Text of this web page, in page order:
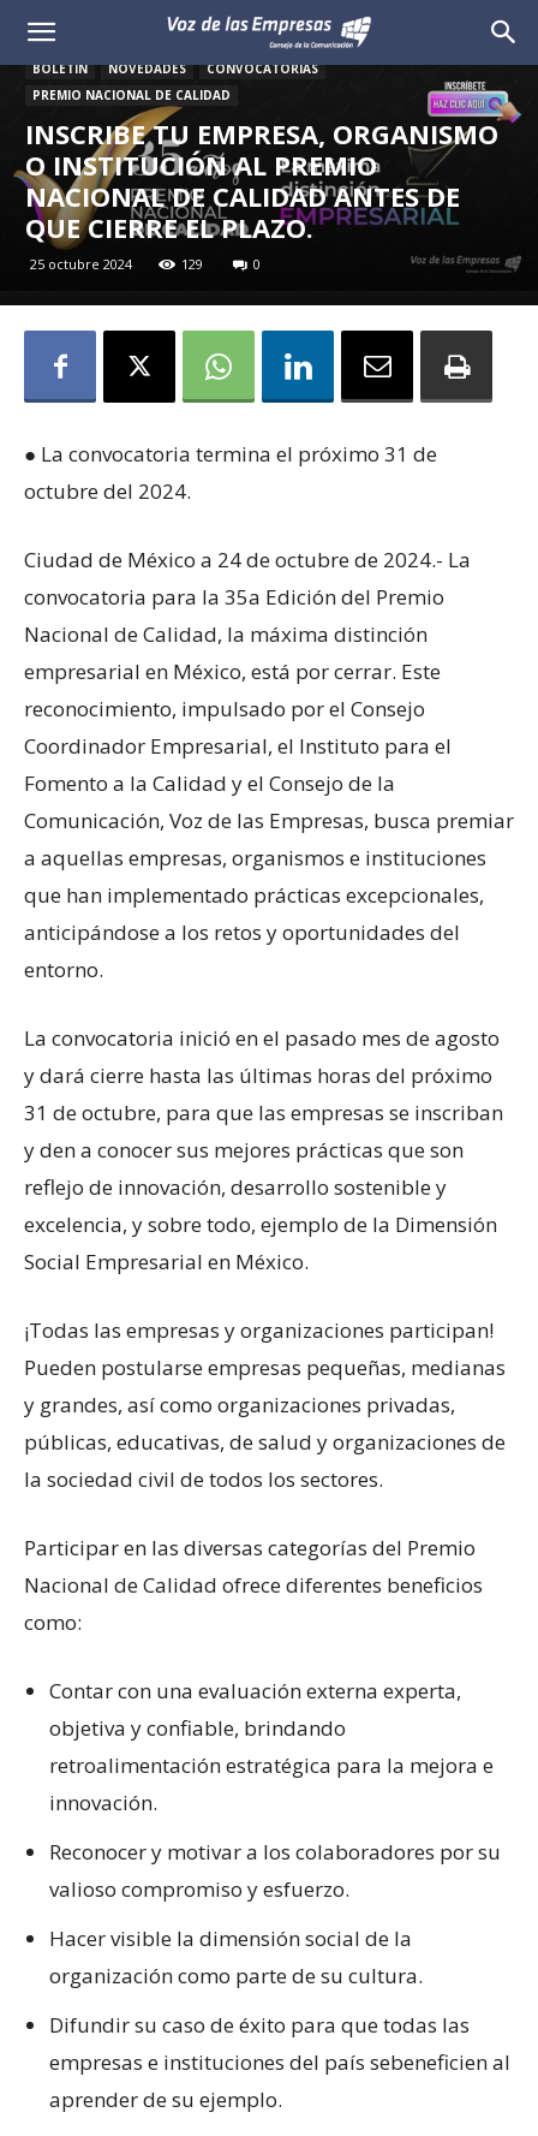
Voz
Empresas
BOLETÍN NOVEDADES
CONVOCATORIAS
PREMIO NACIONAL DE CALIDAD
INSCRIBE TU EMPRESA, ORGANISMO
O INSTITUCIÓN AL PREMIO
NACIONAL DE CALIDAD ANTES DE
QUE CIERRE EL PLAZO.
25 octubre 2024 129 0
● La convocatoria termina el próximo 31 de
octubre del 2024.
Ciudad de México a 24 de octubre de 2024.- La
convocatoria para la 35a Edición del Premio
Nacional de Calidad, la máxima distinción
empresarial en México, está por cerrar. Este
reconocimiento, impulsado por el Consejo
Coordinador Empresarial, el Instituto para el
Fomento a la Calidad y el Consejo de la
Comunicación, Voz de las Empresas, busca premiar
a aquellas empresas, organismos e instituciones
que han implementado prácticas excepcionales,
anticipándose a los retos y oportunidades del
entorno.
La convocatoria inició en el pasado mes de agosto
y dará cierre hasta las últimas horas del próximo
31 de octubre, para que las empresas se inscriban
y den a conocer sus mejores prácticas que son
reflejo de innovación, desarrollo sostenible y
excelencia, y sobre todo, ejemplo de la Dimensión
Social Empresarial en México.
¡Todas las empresas y organizaciones participan!
Pueden postularse empresas pequeñas, medianas
y grandes, así como organizaciones privadas,
públicas, educativas, de salud y organizaciones de
la sociedad civil de todos los sectores.
Participar en las diversas categorías del Premio
Nacional de Calidad ofrece diferentes beneficios
como:
Contar con una evaluación externa experta,
objetiva y confiable, brindando
retroalimentación estratégica para la mejora e
innovación.
Reconocer y motivar a los colaboradores por su
valioso compromiso y esfuerzo.
Hacer visible la dimensión social de la
organización como parte de su cultura.
Difundir su caso de éxito para que todas las
empresas e instituciones del país sebeneficien al
aprender de su ejemplo.